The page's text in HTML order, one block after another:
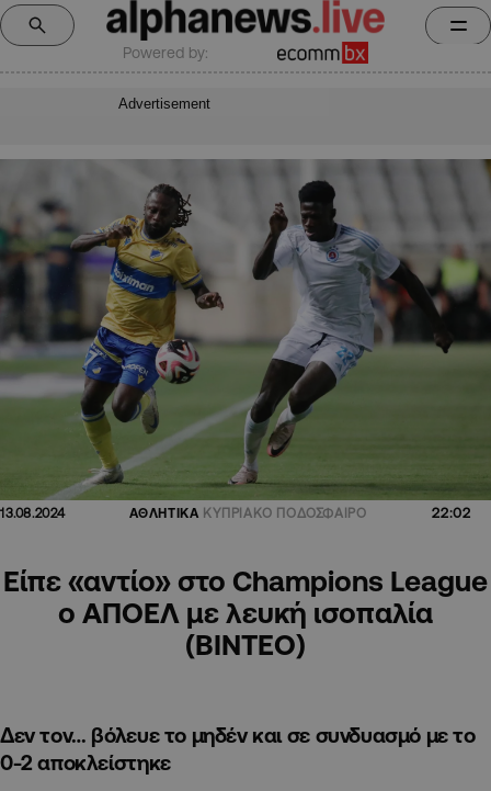
Powered by:
Advertisement
13.08.2024 ΑΘΛΗΤΙΚΑ ΚΥΠΡΙΑΚΟ ΠΟΔΟΣΦΑΙΡΟ 22:02
Είπε «αντίο» στο Champions League
ο ΑΠΟΕΛ με λευκή ισοπαλία
(BINTEO)
Δεν τον… βόλευε το μηδέν και σε συνδυασμό με το
0-2 αποκλείστηκε